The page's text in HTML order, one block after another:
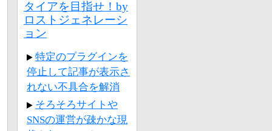
タイアを目指せ！by
ロストジェネレーシ
ョン
特定のプラグインを
停止して記事が表示さ
れない不具合を解消
そろそろサイトや
SNSの運営が疎かな現